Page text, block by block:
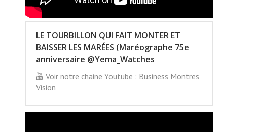
LE TOURBILLON QUI FAIT MONTER ET
BAISSER LES MARÉES (Maréographe 75e
anniversaire @Yema_Watches
Voir notre chaine Youtube : Business Montres
Vision